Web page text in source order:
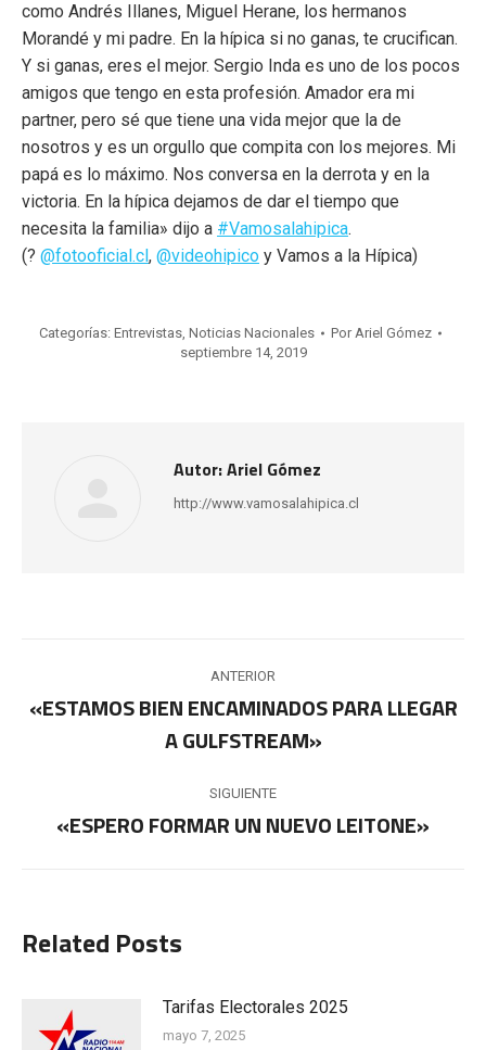
como Andrés Illanes, Miguel Herane, los hermanos
Morandé y mi padre. En la hípica si no ganas, te crucifican.
Y si ganas, eres el mejor. Sergio Inda es uno de los pocos
amigos que tengo en esta profesión. Amador era mi
partner, pero sé que tiene una vida mejor que la de
nosotros y es un orgullo que compita con los mejores. Mi
papá es lo máximo. Nos conversa en la derrota y en la
victoria. En la hípica dejamos de dar el tiempo que
necesita la familia» dijo a #Vamosalahipica.
(? @fotooficial.cl, @videohipico y Vamos a la Hípica)
Categorías: Entrevistas, Noticias Nacionales PorAriel Gómez
septiembre 14, 2019
Autor:Ariel Gómez
http://www.vamosalahipica.cl
entre
publicaciones
ANTERIOR
anterior:
«ESTAMOS BIEN ENCAMINADOS PARA LLEGAR
A GULFSTREAM»
SIGUIENTE
Publicación
«ESPERO FORMAR UN NUEVO LEITONE»
Related Posts
Tarifas Electorales 2025
mayo 7, 2025